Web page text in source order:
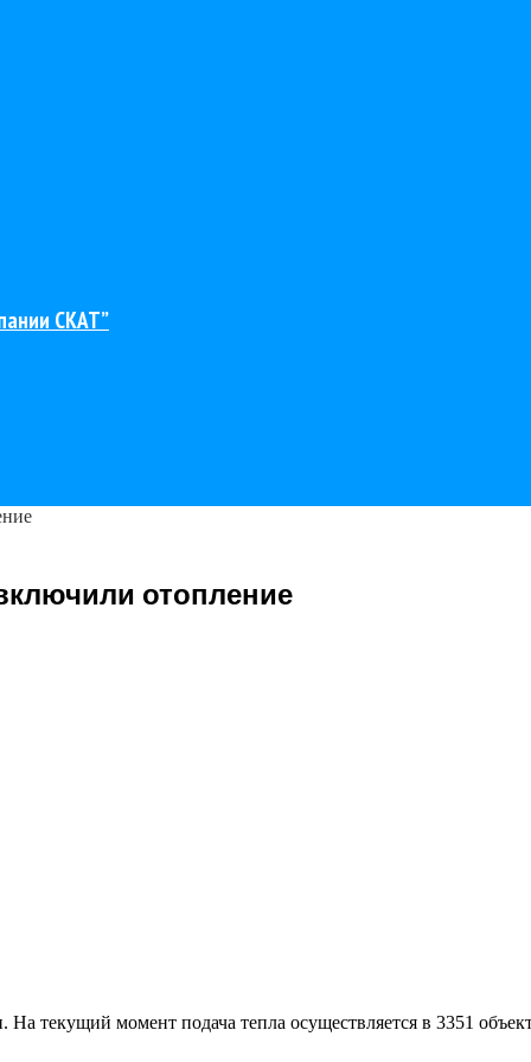
СКАТ”
отопление
На текущий момент подача тепла осуществляется в 3351